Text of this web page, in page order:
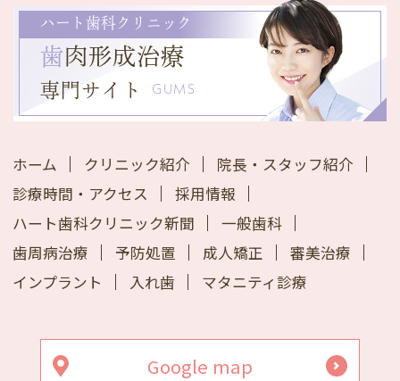
ハート歯科クリニック
歯肉形成治療
専門サイト GUMS
ホーム クリニック紹介
院長・スタッフ紹介
診療時間・アクセス
採用情報
ハート歯科クリニック新聞
一般歯科
歯周病治療
予防処置 成人矯正
審美治療
インプラント
入れ歯 マタニティ診療
Google map